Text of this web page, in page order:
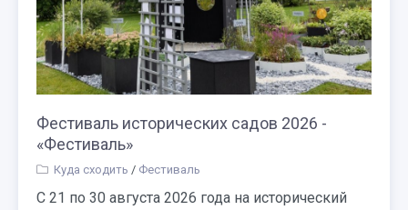
Фестиваль исторических садов 2026 -
«Фестиваль»
Куда сходить / Фестиваль
С 21 по 30 августа 2026 года на исторический